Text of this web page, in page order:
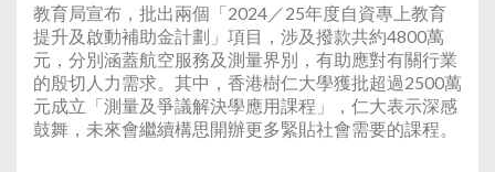
教育局宣布，批出兩個「2024／25年度自資專上教育
提升及啟動補助金計劃」項目，涉及撥款共約4800萬
元，分別涵蓋航空服務及測量界別，有助應對有關行業
的殷切人力需求。其中，香港樹仁大學獲批超過2500萬
元成立「測量及爭議解決學應用課程」，仁大表示深感
鼓舞，未來會繼續構思開辦更多緊貼社會需要的課程。